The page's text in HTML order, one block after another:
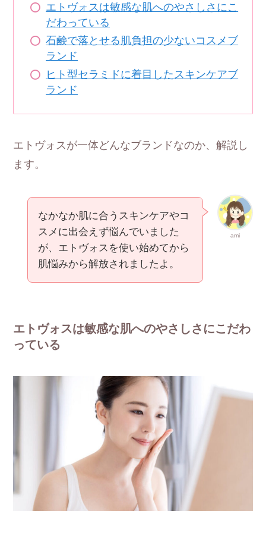
エトヴォスは敏感な肌へのやさしさにこ
だわっている
石鹸で落とせる肌負担の少ないコスメブ
ランド
ヒト型セラミドに着目したスキンケアブ
ランド
エトヴォスが一体どんなブランドなのか、解説し
ます。
ami
なかなか肌に合うスキンケアやコ
スメに出会えず悩んでいました
が、エトヴォスを使い始めてから
肌悩みから解放されましたよ。
エトヴォスは敏感な肌へのやさしさにこだわ
っている